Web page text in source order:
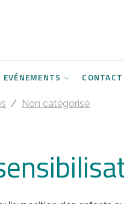
EVÉNEMENTS CONTACT
Non catégorisé